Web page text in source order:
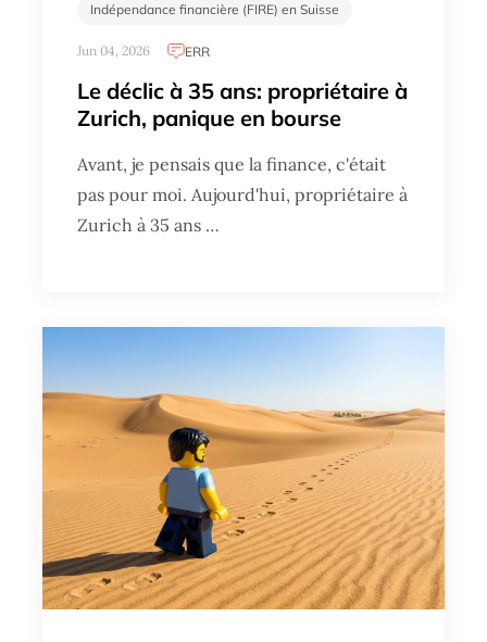
Indépendance financière (FIRE) en Suisse
Jun 04, 2026 ERR
Le déclic à 35 ans: propriétaire à
Zurich, panique en bourse
Avant, je pensais que la finance, c'était
pas pour moi. Aujourd'hui, propriétaire à
Zurich à 35 ans …